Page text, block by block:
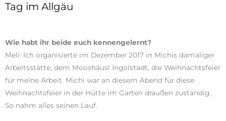
Tag im Allgäu
Wie habt ihr beide euch kennengelernt?
Meli: Ich organisierte im Dezember 2017 in Michis damaliger
Arbeitsstätte, dem Mooshäusl Ingolstadt, die Weihnachtsfeier
für meine Arbeit. Michi war an diesem Abend für diese
Weihnachtsfeier in der Hütte im Garten draußen zuständig.
So nahm alles seinen Lauf.